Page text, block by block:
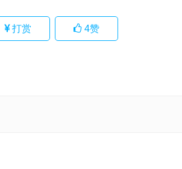
打赏 4赞